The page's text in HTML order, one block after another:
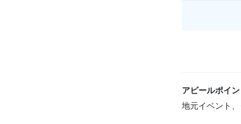
アピールポイ
地元イベント